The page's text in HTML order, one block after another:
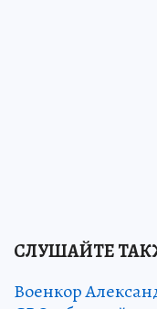
СЛУШАЙТЕ
Военкор